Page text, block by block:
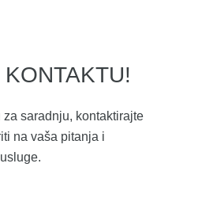
saradnju, kontaktirajte
na vaša pitanja i